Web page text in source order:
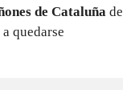
de Cataluña de
quedarse